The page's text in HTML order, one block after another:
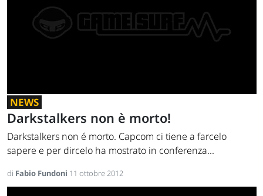
NEWS
Darkstalkers non è morto!
Darkstalkers non é morto. Capcom ci tiene a farcelo
sapere e per dircelo ha mostrato in conferenza...
di Fabio Fundoni 11 ottobre 2012